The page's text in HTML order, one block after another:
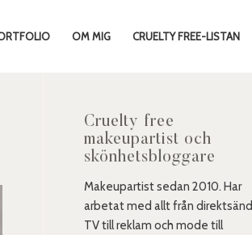
OM MIG CRUELTY FREE-LISTAN
Cruelty free
makeupartist och
skönhetsbloggare
Makeupartist sedan 2010. Har
arbetat med allt från direktsänd
TV till reklam och mode till